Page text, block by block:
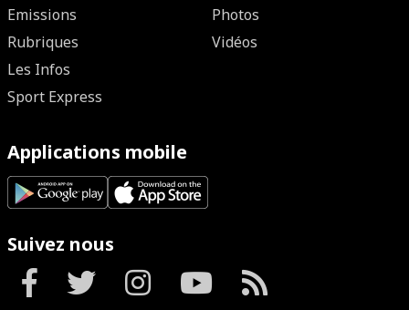
Emissions
Rubriques
Les Infos
Sport Express
Photos
Vidéos
Applications mobile
Suivez nous